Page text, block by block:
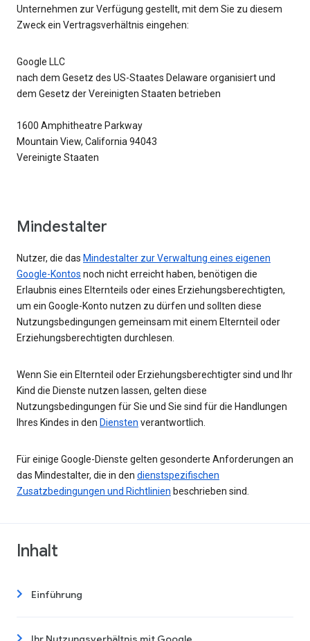
Unternehmen zur Verfügung gestellt, mit dem Sie zu diesem
Zweck ein Vertragsverhältnis eingehen:
Google LLC
nach dem Gesetz des US-Staates Delaware organisiert und
dem Gesetz der Vereinigten Staaten betrieben
1600 Amphitheatre Parkway
Mountain View, California 94043
Vereinigte Staaten
Mindestalter
Nutzer, die das Mindestalter zur Verwaltung eines eigenen
Google-Kontos noch nicht erreicht haben, benötigen die
Erlaubnis eines Elternteils oder eines Erziehungsberechtigten,
um ein Google-Konto nutzen zu dürfen und sollten diese
Nutzungsbedingungen gemeinsam mit einem Elternteil oder
Erziehungsberechtigten durchlesen.
Wenn Sie ein Elternteil oder Erziehungsberechtigter sind und Ihr
Kind die Dienste nutzen lassen, gelten diese
Nutzungsbedingungen für Sie und Sie sind für die Handlungen
Ihres Kindes in den Diensten verantwortlich.
Für einige Google-Dienste gelten gesonderte Anforderungen an
das Mindestalter, die in den dienstspezifischen
Zusatzbedingungen und Richtlinien beschrieben sind.
Inhalt
Einführung